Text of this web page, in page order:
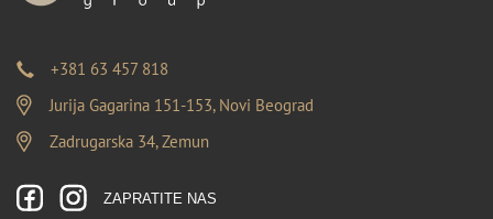
+381 63 457 818
Jurija Gagarina 151-153, Novi Beograd
Zadrugarska 34, Zemun
ZAPRATITE NAS